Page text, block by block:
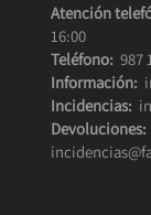
Atención
16:00
Teléfono: 987
Información:
Incidencias:
Devoluciones: